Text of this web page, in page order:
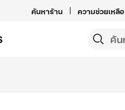
ค้นหาร้าน ความช่วยเหลือ